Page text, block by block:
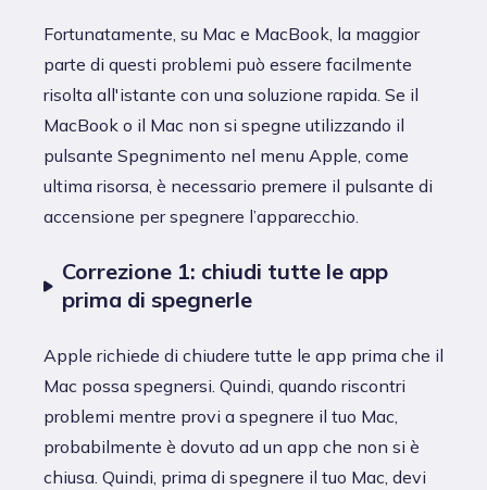
Fortunatamente, su Mac e MacBook, la maggior
parte di questi problemi può essere facilmente
risolta all'istante con una soluzione rapida. Se il
MacBook o il Mac non si spegne utilizzando il
pulsante Spegnimento nel menu Apple, come
ultima risorsa, è necessario premere il pulsante di
accensione per spegnere l’apparecchio.
Correzione 1: chiudi tutte le app
prima di spegnerle
Apple richiede di chiudere tutte le app prima che il
Mac possa spegnersi. Quindi, quando riscontri
problemi mentre provi a spegnere il tuo Mac,
probabilmente è dovuto ad un app che non si è
chiusa. Quindi, prima di spegnere il tuo Mac, devi